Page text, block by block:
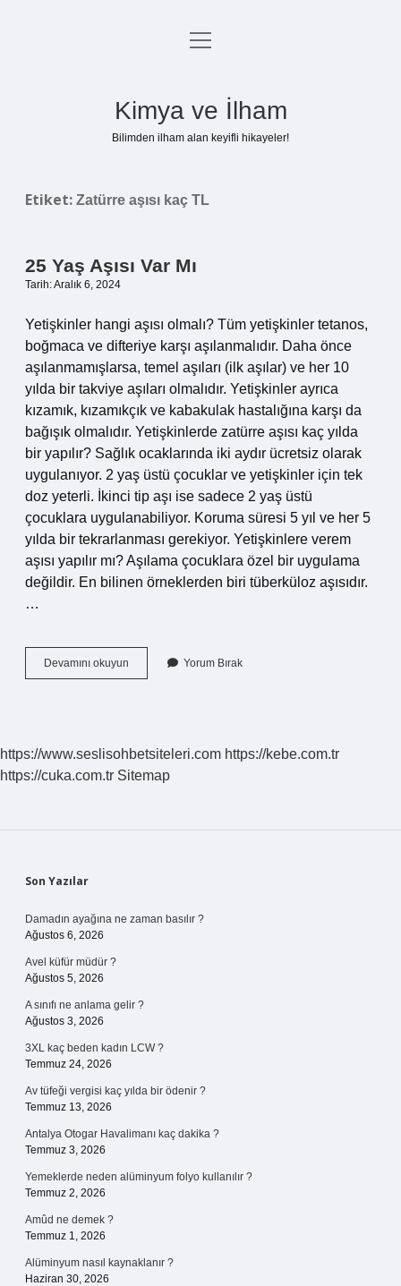
Anasayfa
menüyü
Kimya ve İlham
Bilimden ilham alan keyifli hikayeler!
Etiket: Zatürre aşısı kaç TL
25 Yaş Aşısı Var Mı
Tarih: Aralık 6, 2024
Yetişkinler hangi aşısı olmalı? Tüm yetişkinler tetanos,
boğmaca ve difteriye karşı aşılanmalıdır. Daha önce
aşılanmamışlarsa, temel aşıları (ilk aşılar) ve her 10
yılda bir takviye aşıları olmalıdır. Yetişkinler ayrıca
kızamık, kızamıkçık ve kabakulak hastalığına karşı da
bağışık olmalıdır. Yetişkinlerde zatürre aşısı kaç yılda
bir yapılır? Sağlık ocaklarında iki aydır ücretsiz olarak
uygulanıyor. 2 yaş üstü çocuklar ve yetişkinler için tek
doz yeterli. İkinci tip aşı ise sadece 2 yaş üstü
çocuklara uygulanabiliyor. Koruma süresi 5 yıl ve her 5
yılda bir tekrarlanması gerekiyor. Yetişkinlere verem
aşısı yapılır mı? Aşılama çocuklara özel bir uygulama
değildir. En bilinen örneklerden biri tüberküloz aşısıdır.
…
Devamını okuyun
Yaş
Yorum Bırak
https://www.seslisohbetsiteleri.com https://kebe.com.tr
https://cuka.com.tr Sitemap
Sidebar
Son Yazılar
Damadın ayağına ne zaman basılır ?
Ağustos 6, 2026
Avel küfür müdür ?
Ağustos 5, 2026
A sınıfı ne anlama gelir ?
Ağustos 3, 2026
3XL kaç beden kadın LCW ?
Temmuz 24, 2026
Av tüfeği vergisi kaç yılda bir ödenir ?
Temmuz 13, 2026
Antalya Otogar Havalimanı kaç dakika ?
Temmuz 3, 2026
Yemeklerde neden alüminyum folyo kullanılır ?
Temmuz 2, 2026
Amûd ne demek ?
Temmuz 1, 2026
Alüminyum nasıl kaynaklanır ?
Haziran 30, 2026